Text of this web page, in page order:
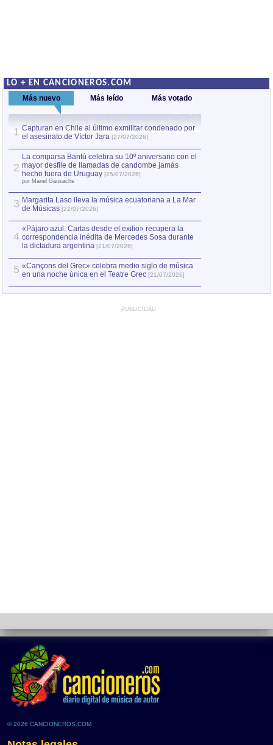
LO + EN CANCIONEROS.COM
Más nuevo Más leído Más votado
1 Capturan en Chile al último exmilitar condenado por
el asesinato de Víctor Jara [27/07/2026]
2
La comparsa Bantú celebra su 10º aniversario con el
mayor desfile de llamadas de candombe jamás
hecho fuera de Uruguay [25/07/2026]
por Manel Gausachs
3 Margarita Laso lleva la música ecuatoriana a La Mar
de Músicas [22/07/2026]
4
«Pájaro azul. Cartas desde el exilio» recupera la
correspondencia inédita de Mercedes Sosa durante
la dictadura argentina [21/07/2026]
5 «Cançons del Grec» celebra medio siglo de música
en una noche única en el Teatre Grec [21/07/2026]
PUBLICIDAD
© 2026 CANCIONEROS.COM